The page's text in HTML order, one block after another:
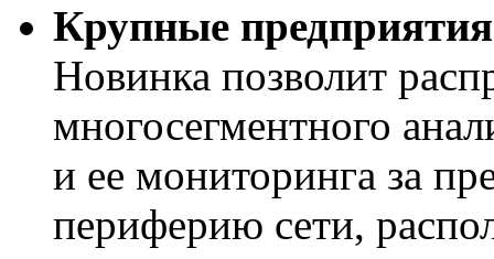
Крупные
Новинка позволит
многосегментного
и ее мониторинга за
периферию сети,